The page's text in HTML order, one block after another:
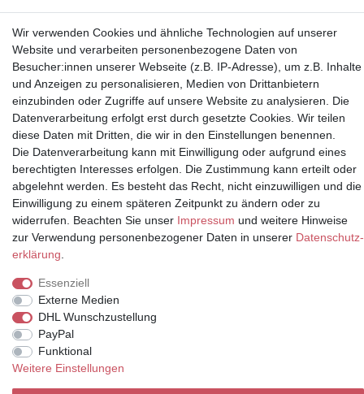
Vorkasse, Abholung
Partner
* Alle Preise inkl.
Mehrwertsteuer und zuzüglich
Versand | **ehemaliger
© Copyright 2026 | Alle Rechte vorbehalten.
Wir verwenden Cookies und ähnliche Technologien auf unserer
Website und verarbeiten personenbezogene Daten von
Besucher:innen unserer Webseite (z.B. IP-Adresse), um z.B. Inhalte
und Anzeigen zu personalisieren, Medien von Drittanbietern
einzubinden oder Zugriffe auf unsere Website zu analysieren. Die
Datenverarbeitung erfolgt erst durch gesetzte Cookies. Wir teilen
diese Daten mit Dritten, die wir in den Einstellungen benennen.
Die Datenverarbeitung kann mit Einwilligung oder aufgrund eines
berechtigten Interesses erfolgen. Die Zustimmung kann erteilt oder
abgelehnt werden. Es besteht das Recht, nicht einzuwilligen und die
Einwilligung zu einem späteren Zeitpunkt zu ändern oder zu
widerrufen. Beachten Sie unser Impressum und weitere Hinweise
zur Verwendung personenbezogener Daten in unserer Daten­schutz­
erklärung
Essenziell
Externe Medien
DHL Wunschzustellung
PayPal
Funktional
Weitere Einstellungen